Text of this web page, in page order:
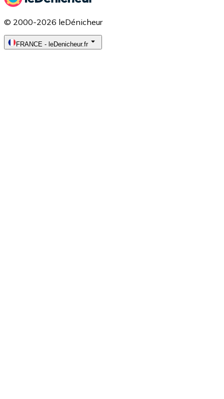
© 2000-2026 leDénicheur
FRANCE - leDenicheur.fr